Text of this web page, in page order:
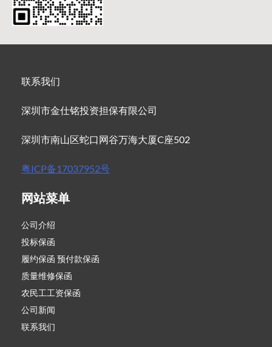
联系我们
深圳市金仕铭投资担保有限公司
深圳市南山区蛇口网谷万海大厦C座502
粤ICP备17037952号
网站菜单
公司介绍
投标保函
履约保函 预付款保函
质量维修保函
农民工工资保函
公司新闻
联系我们